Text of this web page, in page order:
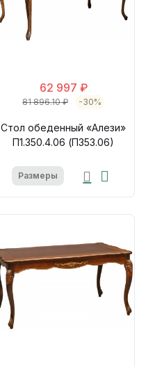
62 997 ₽
81 896.10 ₽ -30%
Стол обеденный «Алези»
П1.350.4.06 (П353.06)
Размеры